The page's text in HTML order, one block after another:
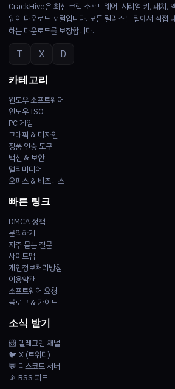
CrackHive은 최신 크랙 소프트웨어, 시리얼 키, 패치,
웨어 다운로드 포털입니다. 모든 릴리즈는 팀에서 직접
하는 다운로드를 보장합니다.
T X D
카테고리
윈도우 소프트웨어
윈도우 ISO
PC 게임
그래픽 & 디자인
정품 인증 도구
백신 & 보안
멀티미디어
오피스 & 비즈니스
빠른 링크
DMCA 정책
문의하기
자주 묻는 질문
사이트맵
개인정보처리방침
이용약관
소프트웨어 요청
블로그 & 가이드
소식 받기
📨 텔레그램 채널
🐦 X (트위터)
💬 디스코드 서버
📡 RSS 피드